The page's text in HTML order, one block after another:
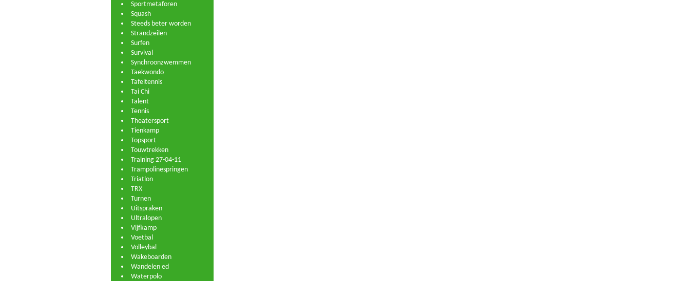
Sportmetaforen
Squash
Steeds beter worden
Strandzeilen
Surfen
Survival
Synchroonzwemmen
Taekwondo
Tafeltennis
Tai Chi
Talent
Tennis
Theatersport
Tienkamp
Topsport
Touwtrekken
Training 27-04-11
Trampolinespringen
Triatlon
TRX
Turnen
Uitspraken
Ultralopen
Vijfkamp
Voetbal
Volleybal
Wakeboarden
Wandelen ed
Waterpolo